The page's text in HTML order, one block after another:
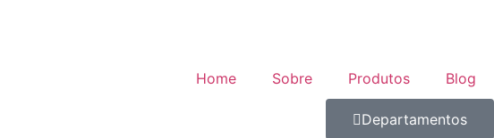
Home Sobre Produtos Blog
Departamentos